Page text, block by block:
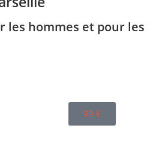
les hommes et pour les
99 €